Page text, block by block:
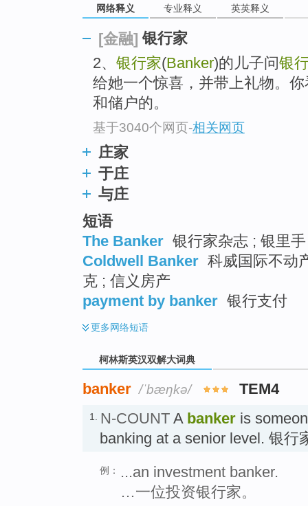
网络释义 专业释义 英英释义
[金融] 银行家
2、 银行家(Banker)的儿子问银
给她一个惊喜，并带上礼物。
和储户的。
基于3040个网页-相关网页
庄家
于庄
与庄
短语
The Banker 银行家杂志 ; 银里
Coldwell Banker 科威国际不动
克 ; 信义房产
payment by banker 银行支付
更多网络短语
柯林斯英汉双解大词典
banker /ˈbæŋkə/ TEM4
1. N-COUNT A banker is
banking at a senior level. 银行
例：
...an investment banker.
…一位投资银行家。